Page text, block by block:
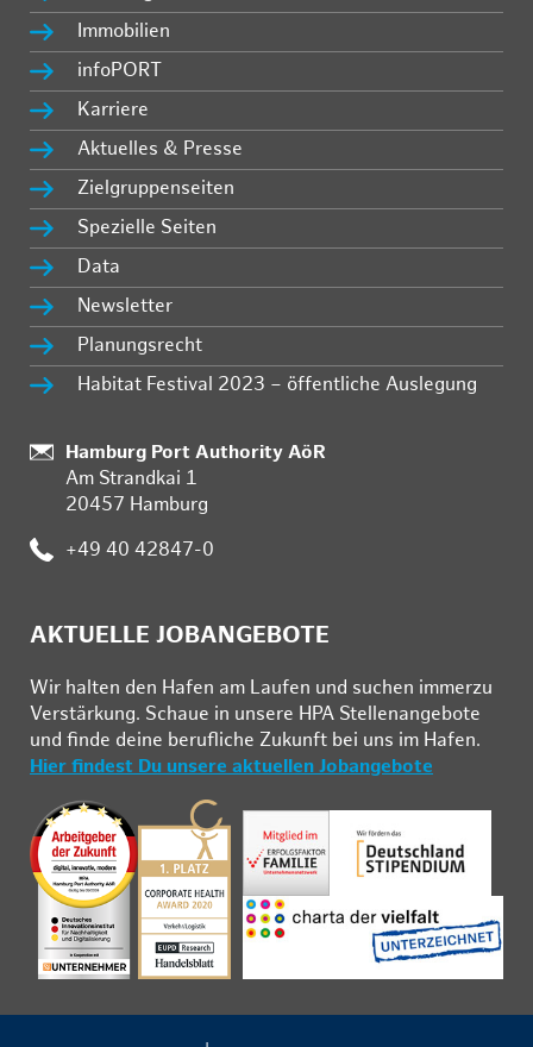
Immobilien
infoPORT
Karriere
Aktuelles & Presse
Zielgruppenseiten
Spezielle Seiten
Data
Newsletter
Planungsrecht
Habitat Festival 2023 – öffentliche Auslegung
:
Hamburg Port Authority AöR
Am Strandkai 1
20457 Hamburg
: +49 40 42847-0
AKTUELLE JOBANGEBOTE
Wir hal­ten den Ha­fen am Lau­fen und su­chen im­mer­zu
Ver­stär­kung. Schau­e in un­se­re HPA Stel­len­an­ge­bo­te
und fin­de deine be­ruf­li­che Zu­kunft bei uns im Ha­fen.
Hier findest Du unsere aktuellen Jobangebote